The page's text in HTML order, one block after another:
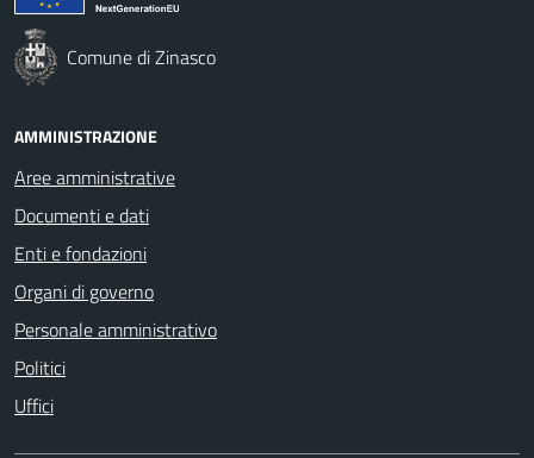
Comune di Zinasco
AMMINISTRAZIONE
Aree amministrative
Documenti e dati
Enti e fondazioni
Organi di governo
Personale amministrativo
Politici
Uffici